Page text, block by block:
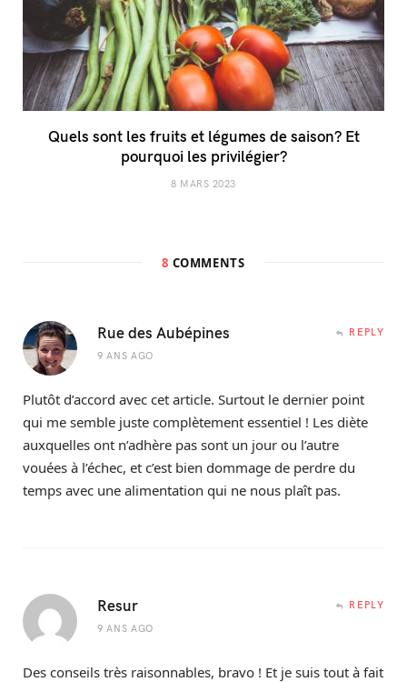
Quels sont les fruits et légumes de saison? Et
pourquoi les privilégier?
8 MARS 2023
8 COMMENTS
Rue des Aubépines
9 ANS AGO
REPLY
Plutôt d’accord avec cet article. Surtout le dernier point
qui me semble juste complètement essentiel ! Les diète
auxquelles ont n’adhère pas sont un jour ou l’autre
vouées à l’échec, et c’est bien dommage de perdre du
temps avec une alimentation qui ne nous plaît pas.
Resur
9 ANS AGO
REPLY
Des conseils très raisonnables, bravo ! Et je suis tout à fait